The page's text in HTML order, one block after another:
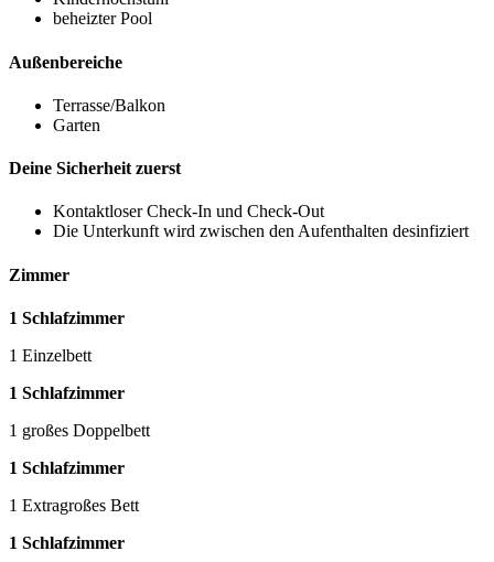
beheizter Pool
Außenbereiche
Terrasse/Balkon
Garten
Deine Sicherheit zuerst
Kontaktloser Check-In und Check-Out
Die Unterkunft wird zwischen den Aufenthalten desinfiziert
Zimmer
1 Schlafzimmer
1 Einzelbett
1 Schlafzimmer
1 großes Doppelbett
1 Schlafzimmer
1 Extragroßes Bett
1 Schlafzimmer